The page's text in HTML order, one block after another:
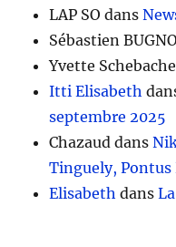
LAP SO dans
Sébastien
Yvette
Itti Elisabeth
septembre 2025
Chazaud dans
Tinguely,
Elisabeth dans